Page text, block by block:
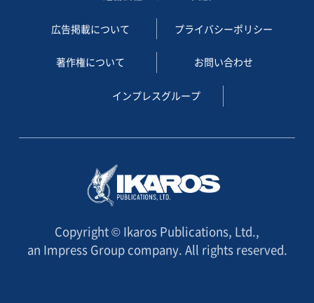
広告掲載について プライバシーポリシー
著作権について お問い合わせ
インプレスグループ
Copyright © Ikaros Publications, Ltd.,
an Impress Group company. All rights reserved.